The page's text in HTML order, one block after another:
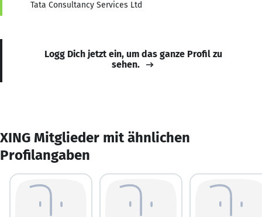
Tata Consultancy Services Ltd
Logg Dich jetzt ein, um das ganze Profil zu
sehen.
XING Mitglieder mit ähnlichen
Profilangaben